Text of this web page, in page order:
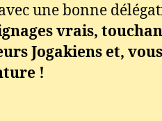
une bonne
vrais,
Jogakiens et,
!